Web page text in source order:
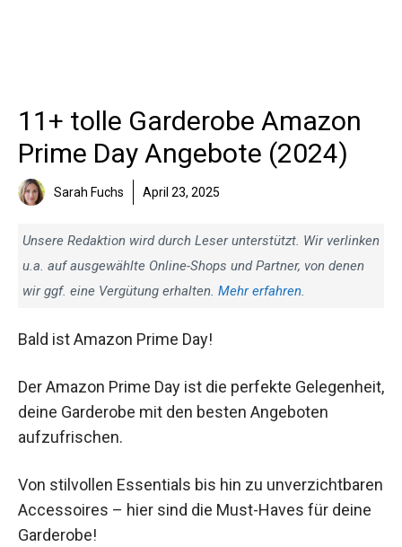
11+ tolle Garderobe Amazon
Prime Day Angebote (2024)
Sarah Fuchs April 23, 2025
Unsere Redaktion wird durch Leser unterstützt. Wir verlinken
u.a. auf ausgewählte Online-Shops und Partner, von denen
wir ggf. eine Vergütung erhalten. Mehr erfahren.
Bald ist Amazon Prime Day!
Der Amazon Prime Day ist die perfekte Gelegenheit,
deine Garderobe mit den besten Angeboten
aufzufrischen.
Von stilvollen Essentials bis hin zu unverzichtbaren
Accessoires – hier sind die Must-Haves für deine
Garderobe!